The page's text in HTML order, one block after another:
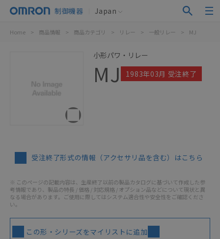
制御機器 Japan
Home > 商品情報 > 商品カテゴリ > リレー > 一般リレー > MJ
小形パワ・リレー
MJ 1983年03月 受注終了
受注終了形式の情報（アクセサリ品を含む）はこちら
※ このページの記載内容は、生産終了以前の製品カタログに基づいて作成した参
考情報であり、製品の特長 / 価格 / 対応規格 / オプション品などについて現状と異
なる場合があります。ご使用に際してはシステム適合性や安全性をご確認くださ
い。
この形・シリーズをマイリストに追加